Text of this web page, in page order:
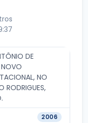
DE
NOVO
NO
RODRIGUES,
2006